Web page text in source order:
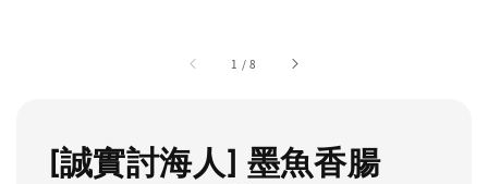
1 /8
[誠實討海人] 墨魚香腸